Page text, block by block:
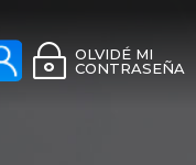
OLVIDÉ MI
CONTRASEÑA